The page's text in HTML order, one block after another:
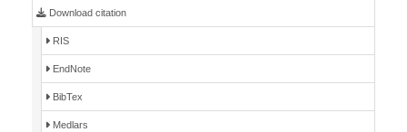
Download citation
RIS
EndNote
BibTex
Medlars